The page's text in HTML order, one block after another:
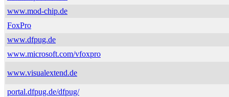
www.mod-chip.de
FoxPro
www.dfpug.de
www.microsoft.com/vfoxpro
www.visualextend.de
portal.dfpug.de/dfpug/